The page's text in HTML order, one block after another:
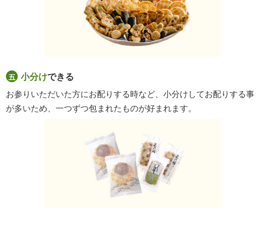
小分けできる
お参りいただいた方にお配りする時など、小分けしてお配りする事
が多いため、一つずつ包まれたものが好まれます。